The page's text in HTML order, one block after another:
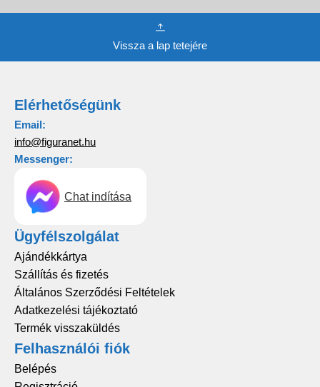
Vissza a lap tetejére
Elérhetőségünk
Email:
info@figuranet.hu
Messenger:
Chat indítása
Ügyfélszolgálat
Ajándékkártya
Szállítás és fizetés
Általános Szerződési Feltételek
Adatkezelési tájékoztató
Termék visszaküldés
Felhasználói fiók
Belépés